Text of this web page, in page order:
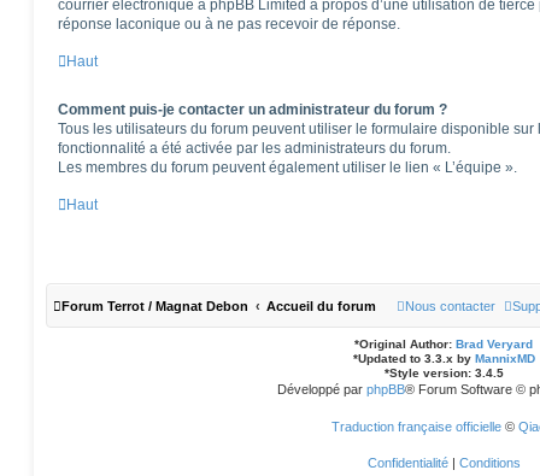
courrier électronique à phpBB Limited à propos d’une utilisation de
réponse laconique ou à ne pas recevoir de réponse.
Haut
Comment puis-je contacter un administrateur du forum ?
Tous les utilisateurs du forum peuvent utiliser le formulaire disponible
fonctionnalité a été activée par les administrateurs du forum.
Les membres du forum peuvent également utiliser le lien « L’équipe ».
Haut
Forum Terrot / Magnat Debon Accueil du forum Nous contacter
*Original Author: Brad Veryard
*Updated to 3.3.x by MannixMD
*Style version: 3.4.5
Développé par phpBB® Forum Software ©
Traduction française officielle©
Confidentialité | Conditions